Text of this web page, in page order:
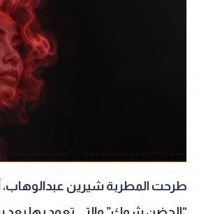
طرحت المطربة شيرين عبدالوهاب،